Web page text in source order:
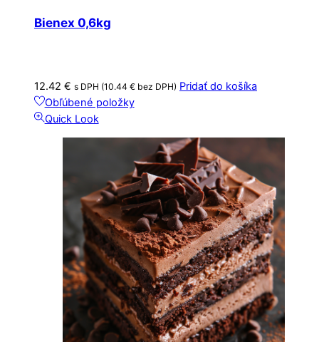
Bienex 0,6kg
12.42 € s DPH (10.44 € bez DPH) Pridať do košíka
Obľúbené položky
Quick Look